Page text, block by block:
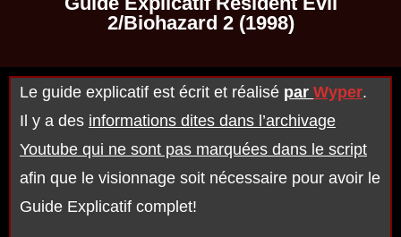
2/Biohazard 2 (1998)
Le guide explicatif est écrit et réalisé par Wyper.
Il y a des informations dites dans l’archivage
Youtube qui ne sont pas marquées dans le script
afin que le visionnage soit nécessaire pour avoir le
Guide Explicatif complet!